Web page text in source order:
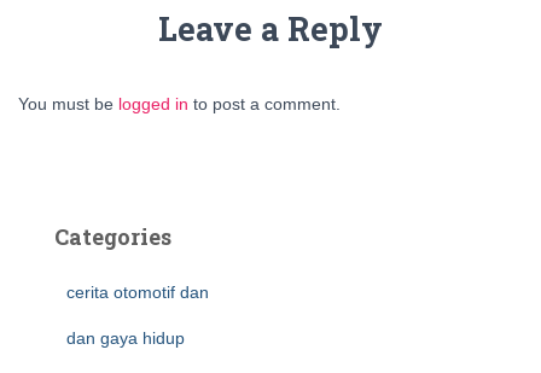
Leave a Reply
You must be logged in to post a comment.
Categories
cerita otomotif dan
dan gaya hidup